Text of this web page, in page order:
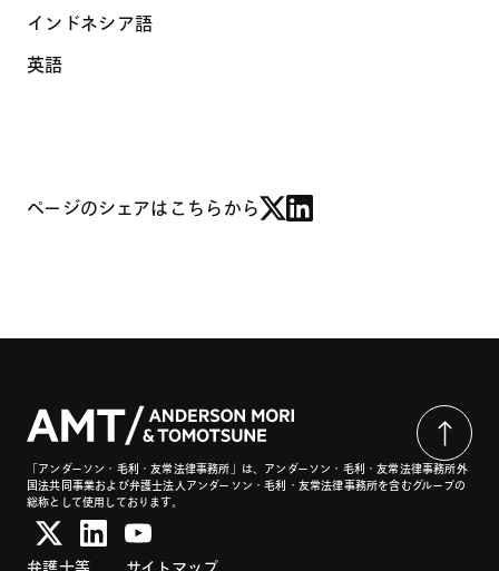
インドネシア語
英語
ページのシェアはこちらから
「アンダーソン・毛利・友常法律事務所」は、アンダーソン・毛利・友常法律事務所外
国法共同事業および弁護士法人アンダーソン・毛利・友常法律事務所を含むグループの
総称として使用しております。